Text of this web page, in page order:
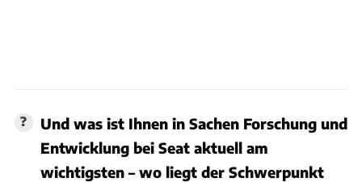
Und was ist Ihnen in Sachen Forschung und
Entwicklung bei Seat aktuell am
wichtigsten – wo liegt der Schwerpunkt